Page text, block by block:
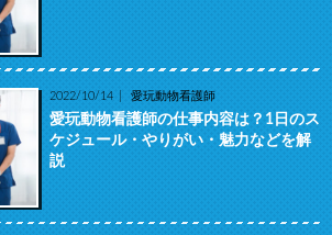
2022/10/14 愛玩動物看護師
愛玩動物看護師の仕事内容は？1日のス
ケジュール・やりがい・魅力などを解
説